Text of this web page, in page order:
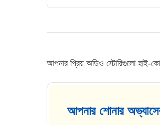
আপনার প্রিয় অডিও স্টোরিগুলো হাই-
আপনার শোনার